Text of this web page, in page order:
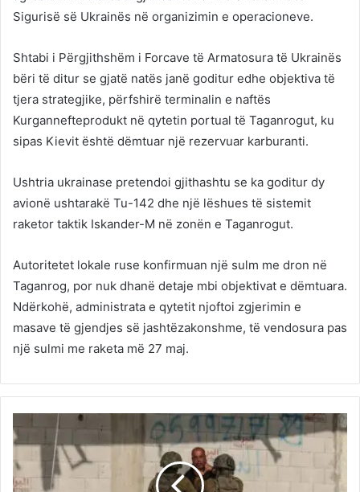
Sigurisë së Ukrainës në organizimin e operacioneve.
Shtabi i Përgjithshëm i Forcave të Armatosura të Ukrainës
bëri të ditur se gjatë natës janë goditur edhe objektiva të
tjera strategjike, përfshirë terminalin e naftës
Kurgannefteprodukt në qytetin portual të Taganrogut, ku
sipas Kievit është dëmtuar një rezervuar karburanti.
Ushtria ukrainase pretendoi gjithashtu se ka goditur dy
avionë ushtarakë Tu-142 dhe një lëshues të sistemit
raketor taktik Iskander-M në zonën e Taganrogut.
Autoritetet lokale ruse konfirmuan një sulm me dron në
Taganrog, por nuk dhanë detaje mbi objektivat e dëmtuara.
Ndërkohë, administrata e qytetit njoftoi zgjerimin e
masave të gjendjes së jashtëzakonshme, të vendosura pas
një sulmi me raketa më 27 maj.